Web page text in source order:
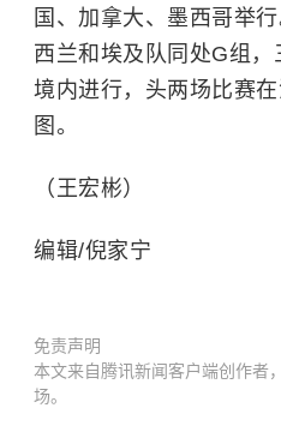
国、加拿大、墨西哥举
西兰和埃及队同处G组
境内进行，头两场比赛
图。
（王宏彬）
编辑/倪家宁
免责声明
本文来自腾讯新闻客户端创作者
场。